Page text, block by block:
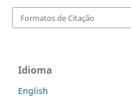
Formatos de Citação
Idioma
English